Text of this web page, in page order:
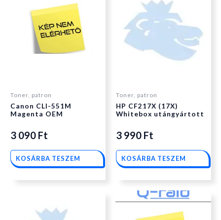
Toner, patron
Canon CLI-551M
Magenta OEM
3 090 Ft
KOSÁRBA TESZEM
Toner, patron
HP CF217X (17X)
Whitebox utángyártott
3 990 Ft
KOSÁRBA TESZEM